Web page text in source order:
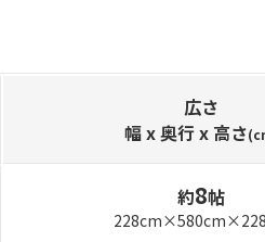
広さ
幅 x 奥行x 高さ
約8帖